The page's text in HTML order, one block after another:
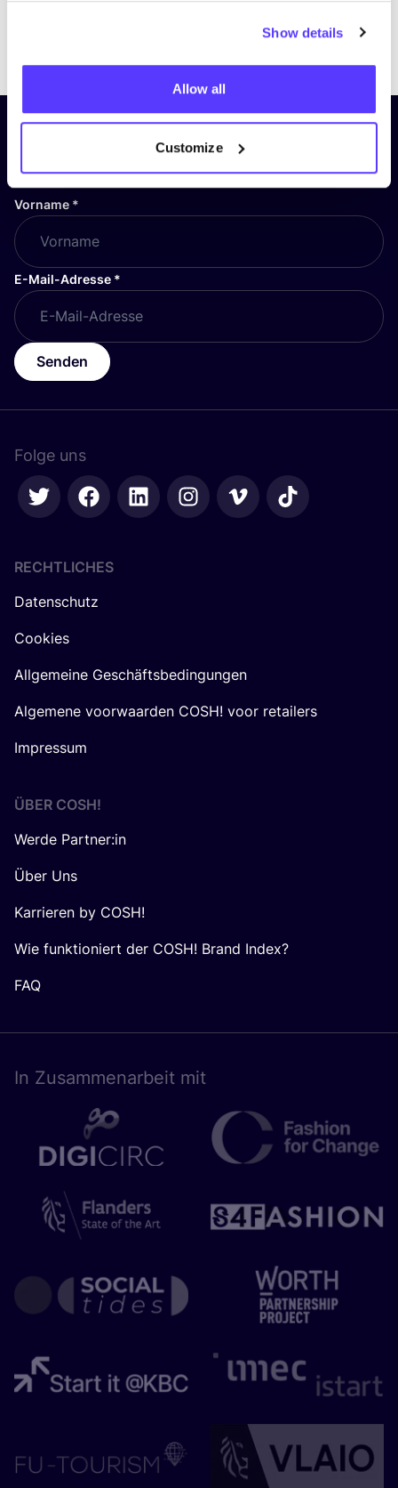
Show details
Allow all
Customize
PreviousNext
Abonniere unseren Newsletter
und bleibe auf dem Laufenden!
Vorname *
E-Mail-Adresse *
Senden
Folge uns
RECHTLICHES
Datenschutz
Cookies
Allgemeine Geschäftsbedingungen
Algemene voorwaarden COSH! voor retailers
Impressum
ÜBER COSH!
Werde Partner:in
Über Uns
Karrieren by COSH!
Wie funktioniert der COSH! Brand Index?
FAQ
In Zusam­men­ar­beit mit